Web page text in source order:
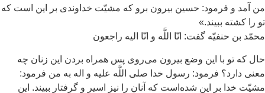
آمد و فرمود: حسين بيرون برو كه مشيّت خداوندى بر اين است كه
را كشته ببيند.»
بن حنفيّه‏ گفت: انّا اللَّه و انّا اليه راجعون
كه تو با اين وضع بيرون می‌روى پس همراه بردن اين زنان چه
دارد؟ فرمود: رسول خدا صلى اللَّه عليه و اله به من فرمود:
خدا بر اين شده‌است كه آنان را نيز اسير و گرفتار ببيند. اين